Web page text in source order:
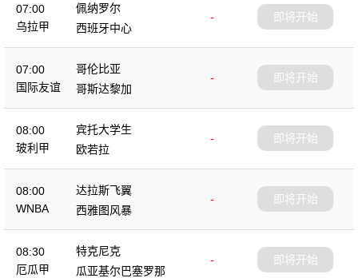
07:00
乌拉甲
佩纳罗尔
-
西班牙中心
即将开始
07:00
国际友谊
哥伦比亚
-
哥斯达黎加
即将开始
08:00
玻利甲
宾托大学生
-
欧若拉
即将开始
08:00
WNBA
达拉斯飞翼
-
西雅图风暴
即将开始
08:30
厄瓜甲
特克尼克
-
瓜亚基尔巴塞罗那
即将开始